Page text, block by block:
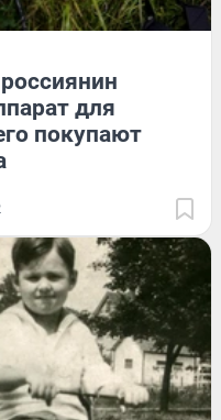
для
покупают